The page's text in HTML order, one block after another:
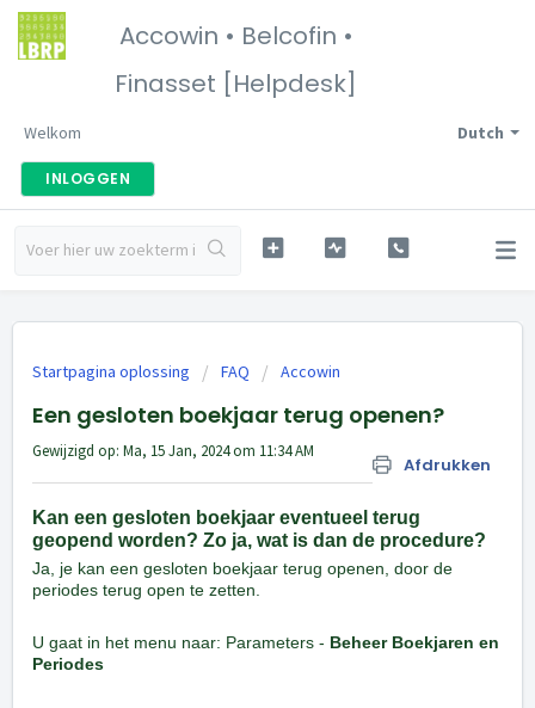
Accowin • Belcofin •
Finasset [Helpdesk]
Dutch
Welkom
INLOGGEN
Startpagina oplossing FAQ Accowin
Een gesloten boekjaar terug openen?
Afdrukken
Gewijzigd op: Ma, 15 Jan, 2024 om 11:34 AM
Kan een gesloten boekjaar eventueel terug
geopend worden? Zo ja, wat is dan de procedure?
Ja, je kan een gesloten boekjaar terug openen, door de
periodes terug open te zetten.
U gaat in het menu naar: Parameters - Beheer Boekjaren en
Periodes